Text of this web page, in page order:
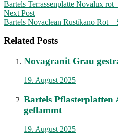
navigation
Bartels Terrassenplatte Novalux rot
Next Post
Bartels Novaclean Rustikano Rot –
Related Posts
Novagranit Grau
19. August 2025
Bartels
geflammt
19. August 2025